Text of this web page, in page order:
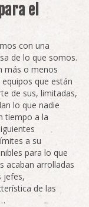
el
con una
de lo que somos.
más o menos
que están
de sus, limitadas,
lo que nadie
tiempo a la
a su
para lo que
acaban arrolladas
jefes,
de las